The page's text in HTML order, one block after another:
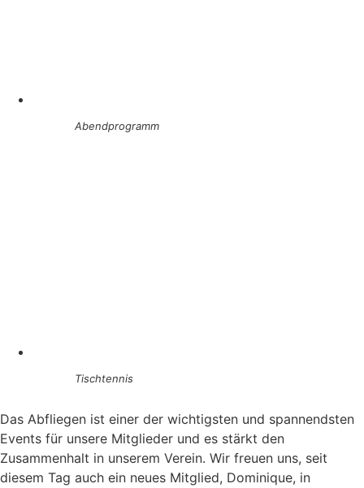
Abendprogramm
Tischtennis
Das Abfliegen ist einer der wichtigsten und spannendsten
Events für unsere Mitglieder und es stärkt den
Zusammenhalt in unserem Verein. Wir freuen uns, seit
diesem Tag auch ein neues Mitglied, Dominique, in